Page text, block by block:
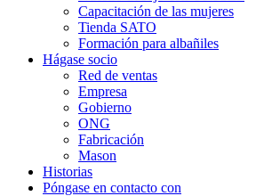
Capacitación de las mujeres
Tienda SATO
Formación para albañiles
Hágase socio
Red de ventas
Empresa
Gobierno
ONG
Fabricación
Mason
Historias
Póngase en contacto con